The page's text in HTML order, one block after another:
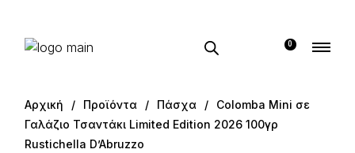
0
Αρχική Προϊόντα Πάσχα
Colomba Mini σε
Γαλάζιο Τσαντάκι Limited Edition 2026 100γρ
Rustichella D’Abruzzo